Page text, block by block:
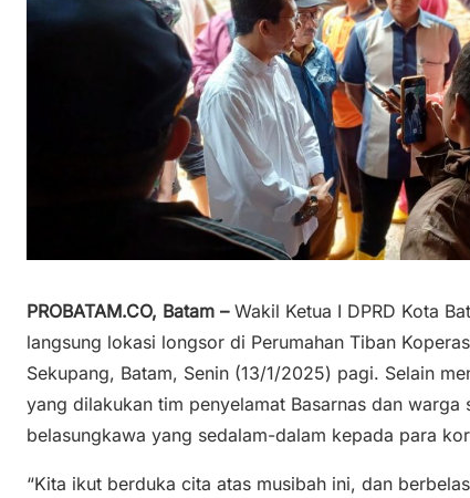
PROBATAM.CO, Batam –Wakil Ketua I DPRD Kota
langsung lokasi longsor di Perumahan Tiban
Sekupang, Batam, Senin (13/1/2025) pagi. Selain
yang dilakukan tim penyelamat Basarnas dan
belasungkawa yang sedalam-dalam kepada para
“Kita ikut berduka cita atas musibah ini, dan